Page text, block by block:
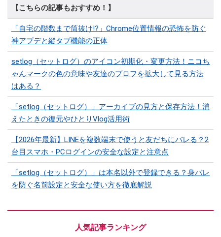
【こちらの記事もおすすめ！】
「自宅の階数まで筒抜け!?」Chrome位置情報の恐怖を防ぐ
神アプデと縦タブ機能の正体
setlog（セットログ）のアイコン初期化・変更方法！ニコち
ゃんマークの色の意味や友達のプロフを拡大して見る方法
はある？
「setlog（セットログ）」アーカイブの見方と保存方法！消
えたときの復元やひとりVlog活用術
【2026年最新】LINEを複数端末で使うと友だちにバレる？2
台目スマホ・PCログインの安全な設定と注意点
「setlog（セットログ）」は本名以外で登録できる？身バレ
を防ぐ名前設定と安全な使い方を徹底解説